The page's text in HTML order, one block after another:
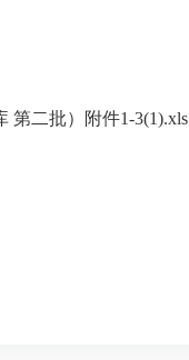
第二批）附件1-3(1).xls